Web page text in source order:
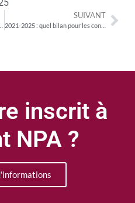
SUIVANT
2021-2025 : quel bilan pour les contrats climats ?
inscrit à
NPA ?